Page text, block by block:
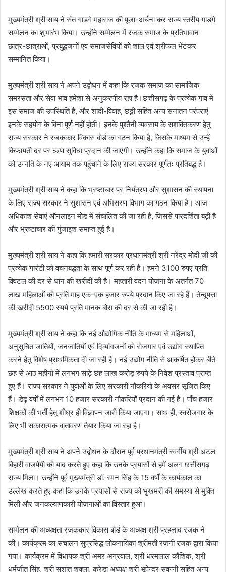
मुख्यमंत्री श्री साय ने संत गाडगे महाराज की पूजा-अर्चना कर राज्य स्तरीय गाडगे
सम्मेलन का शुभारंभ किया। उन्होंने सम्मेलन में रजक समाज के प्रतिभावान
छात्र-छात्राओं, प्रबुद्धजनों एवं समाजसेवियों को शाल एवं श्रीफल भेंटकर
सम्मानित किया।
मुख्यमंत्री श्री साय ने अपने उद्बोधन में कहा कि रजक समाज का सामाजिक
समरसता और सेवा भाव हमेशा से अनुकरणीय रहा है।छत्तीसगढ़ के प्रत्येक गांव में
इस समाज की उपस्थिति है, और शादी-विवाह, छठ्ठी सहित अन्य सनातन परंपराएं
इनके सहयोग के बिना पूर्ण नहीं होतीं। इनके पुश्तैनी व्यवसाय के सशक्तिकरण हेतु
राज्य सरकार ने रजककार विकास बोर्ड का गठन किया है, जिसके माध्यम से उन्हें
किफायती दर पर ऋण सुविधा प्रदान की जाएगी। उन्होंने कहा कि समाज के युवाओं
को उन्नति के नए आयाम तक पहुँचाने के लिए राज्य सरकार पूर्णतः प्रतिबद्ध है।
मुख्यमंत्री श्री साय ने कहा कि भ्रष्टाचार पर नियंत्रण और सुशासन की स्थापना
के लिए राज्य सरकार ने सुशासन एवं अभिसरण विभाग का गठन किया है। आज
अधिकांश सेवाएं ऑनलाइन मोड में संचालित की जा रही हैं, जिससे पारदर्शिता बढ़ी है
और भ्रष्टाचार की गुंजाइश समाप्त हुई है।
मुख्यमंत्री श्री साय ने कहा कि हमारी सरकार प्रधानमंत्री श्री नरेंद्र मोदी जी की
प्रत्येक गारंटी को वचनबद्धता के साथ पूर्ण कर रही है। हमने 3100 रुपए प्रति
क्विंटल की दर से धान की खरीदी की है। महतारी वंदन योजना के अंतर्गत 70
लाख महिलाओं को प्रति माह एक-एक हजार रुपये प्रदान किए जा रहे हैं। तेन्दूपत्ता
की खरीदी 5500 रुपये प्रति मानक बोरा की दर से की जा रही है।
मुख्यमंत्री श्री साय ने कहा कि नई औद्योगिक नीति के माध्यम से महिलाओं,
अनुसूचित जातियों, जनजातियों एवं दिव्यांगजनों को रोजगार एवं उद्योग स्थापित
करने हेतु विशेष प्राथमिकता दी जा रही है। नई उद्योग नीति से आकर्षित होकर बीते
छह से आठ महीनों में लगभग साढ़े छह लाख करोड़ रुपये के निवेश प्रस्ताव प्राप्त
हुए हैं। राज्य सरकार ने युवाओं के लिए सरकारी नौकरियों के अवसर सृजित किए
हैं। डेढ़ वर्षों में लगभग 10 हजार सरकारी नौकरियाँ प्रदान की गई हैं। पाँच हजार
शिक्षकों की भर्ती हेतु शीघ्र ही विज्ञापन जारी किया जाएगा। साथ ही, स्वरोजगार के
लिए भी सकारात्मक वातावरण तैयार किया जा रहा है।
मुख्यमंत्री श्री साय ने अपने उद्बोधन के दौरान पूर्व प्रधानमंत्री स्वर्गीय श्री अटल
बिहारी वाजपेयी को याद करते हुए कहा कि उनके प्रयासों से हमें अलग छत्तीसगढ़
राज्य मिला। उन्होंने पूर्व मुख्यमंत्री डॉ. रमन सिंह के 15 वर्षों के कार्यकाल का
उल्लेख करते हुए कहा कि उनके प्रयासों से राज्य को भुखमरी की समस्या से मुक्ति
मिली और जनकल्याणकारी योजनाओं का विस्तार हुआ।
सम्मेलन की अध्यक्षता रजककार विकास बोर्ड के अध्यक्ष श्री प्रहलाद रजक ने
की। कार्यक्रम का संचालन सुप्रसिद्ध लोकगायिका श्रीमती रजनी रजक द्वारा किया
गया। कार्यक्रम में विधायक श्री अमर अग्रवाल, श्री धरमलाल कौशिक, श्री
धर्मजीत सिंह, श्री सुशांत शुक्ला, क्रेडा अध्यक्ष श्री भूपेन्द्र सवन्नी सहित अन्य